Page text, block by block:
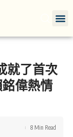
就了首次
偉熱情
8 Min Read